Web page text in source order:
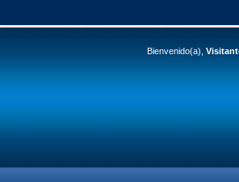
Bienvenido(a),